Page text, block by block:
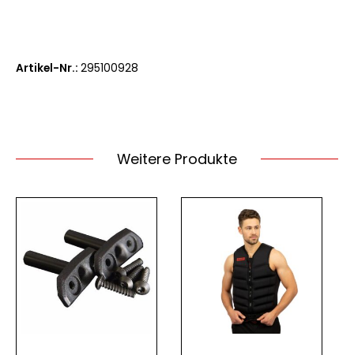
Artikel-Nr.: 295100928
Weitere Produkte
Dieses
Produkt
weist
mehrere
Varianten
auf.
Die